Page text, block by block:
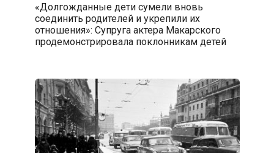
«Долгожданные дети сумели вновь
соединить родителей и укрепили их
отношения»: Супруга актера Макарского
продемонстрировала поклонникам детей